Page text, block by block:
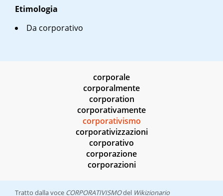
Etimologia
Da corporativo
corporale
corporalmente
corporation
corporativamente
corporativismo
corporativizzazioni
corporativo
corporazione
corporazioni
Tratto dalla voce CORPORATIVISMOdel Wikizionario